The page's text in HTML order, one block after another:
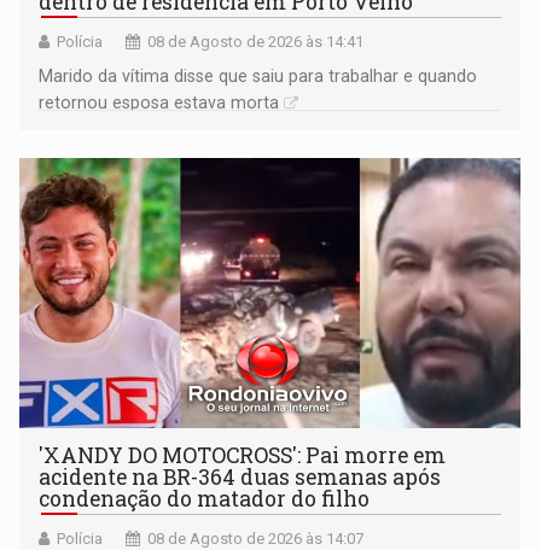
Polícia 08 de Agosto de 2026 às 14:41
Marido da vítima disse que saiu para trabalhar e quando
retornou esposa estava morta
'XANDY DO MOTOCROSS': Pai morre em
acidente na BR-364 duas semanas após
condenação do matador do filho
Polícia 08 de Agosto de 2026 às 14:07